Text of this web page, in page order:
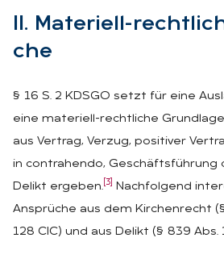
II. Ma­te­ri­ell-
che
§ 16 S. 2 KDSGO setzt für eine
eine materiell-rechtliche Grundlage
aus Vertrag, Verzug, positiver
in contrahendo, Geschäftsführung
Delikt ergeben. [3]
Nachfolgend
Ansprüche aus dem Kirchenrecht (§
128 CIC) und aus Delikt (§ 839 Abs.